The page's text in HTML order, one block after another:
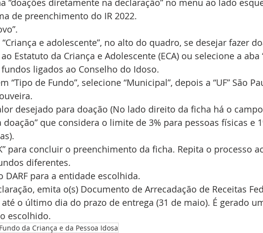
“doações diretamente na declaração” no menu ao lado
de preenchimento do IR 2022.
e adolescente”, no alto do quadro, se desejar fazer
Estatuto da Criança e Adolescente (ECA) ou selecione a aba
ligados ao Conselho do Idoso.
“Tipo de Fundo”, selecione “Municipal”, depois a “UF” São
desejado para doação (No lado direito da ficha há o
que considera o limite de 3% para pessoas físicas e
para concluir o preenchimento da ficha. Repita o processo
diferentes.
DARF para a entidade escolhida.
emita o(s) Documento de Arrecadação de Receitas
até o último dia do prazo de entrega (31 de maio). É gerado
escolhido.
Fundo da Criança e da Pessoa Idosa